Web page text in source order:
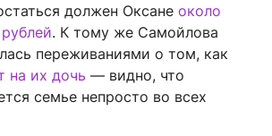
должен Оксане около
. К тому же Самойлова
переживаниями о том, как
на их дочь — видно, что
семье непросто во всех